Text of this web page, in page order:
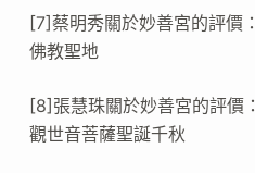
[7]蔡明秀關於妙善宮的評價：
佛教聖地
[8]張慧珠關於妙善宮的評價：
觀世音菩薩聖誕千秋